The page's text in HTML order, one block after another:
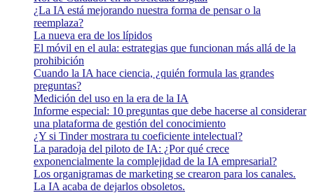
¿La IA está mejorando nuestra forma de pensar o la
reemplaza?
La nueva era de los lípidos
El móvil en el aula: estrategias que funcionan más allá de la
prohibición
Cuando la IA hace ciencia, ¿quién formula las grandes
preguntas?
Medición del uso en la era de la IA
Informe especial: 10 preguntas que debe hacerse al considerar
una plataforma de gestión del conocimiento
¿Y si Tinder mostrara tu coeficiente intelectual?
La paradoja del piloto de IA: ¿Por qué crece
exponencialmente la complejidad de la IA empresarial?
Los organigramas de marketing se crearon para los canales.
La IA acaba de dejarlos obsoletos.